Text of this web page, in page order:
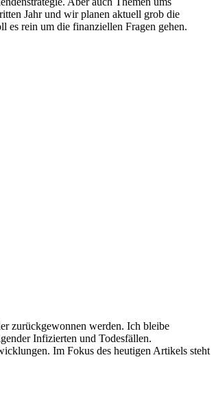
Jahr und wir planen aktuell grob die
es rein um die finanziellen Fragen gehen.
zurückgewonnen werden. Ich bleibe
Infizierten und Todesfällen.
Im Fokus des heutigen Artikels steht